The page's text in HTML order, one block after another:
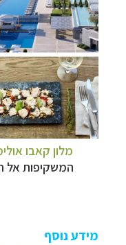
מלון קאבו
המשקיפות אל
מידע נוסף